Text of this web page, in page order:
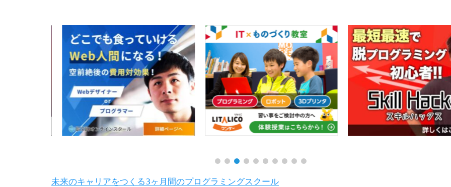
未来のキャリアをつくる3ヶ月間のプログラミングスクール